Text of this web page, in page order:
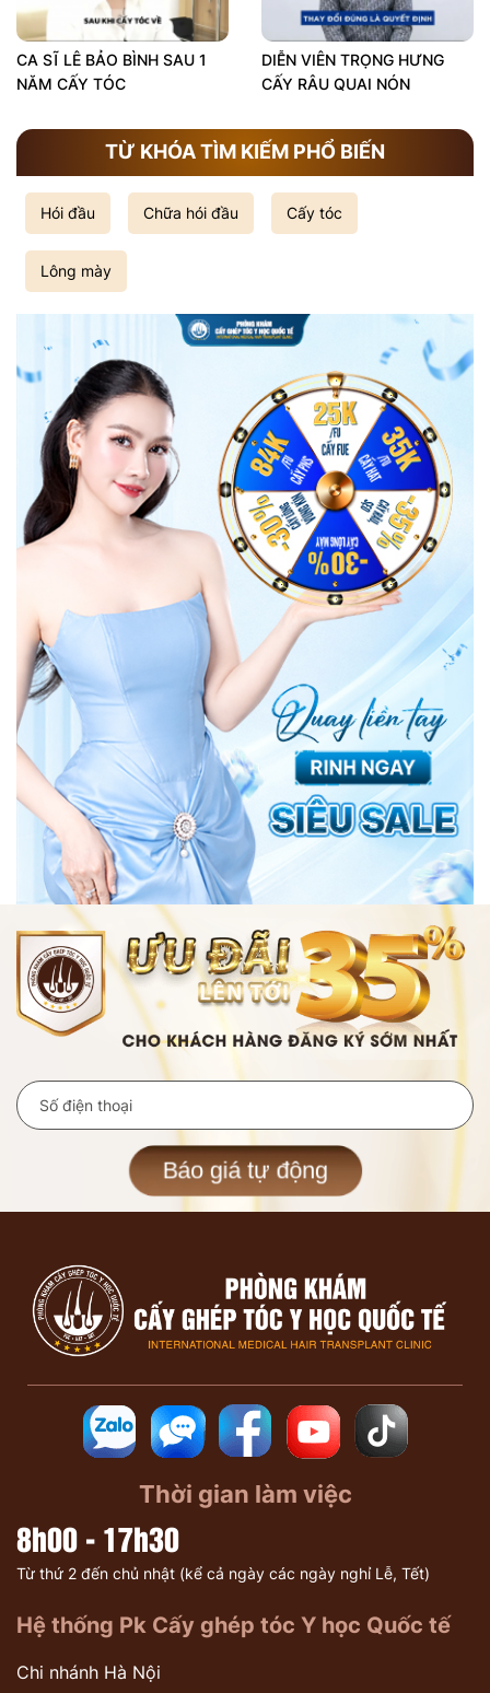
CA SĨ LÊ BẢO BÌNH SAU 1
NĂM CẤY TÓC
DIỄN VIÊN TRỌNG HƯNG
CẤY RÂU QUAI NÓN
TỪ KHÓA TÌM KIẾM PHỔ BIẾN
Hói đầu Chữa hói đầu Cấy tóc
Lông mày
Báo giá tự động
Thời gian làm việc
8h00 - 17h30
Từ thứ 2 đến chủ nhật (kể cả ngày các ngày nghỉ Lễ, Tết)
Hệ thống Pk Cấy ghép tóc Y học Quốc tế
Chi nhánh Hà Nội